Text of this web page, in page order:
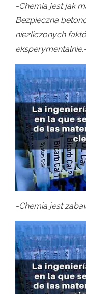
-Chemia jest jak
Bezpieczna
niezliczonych
-Chemia jest